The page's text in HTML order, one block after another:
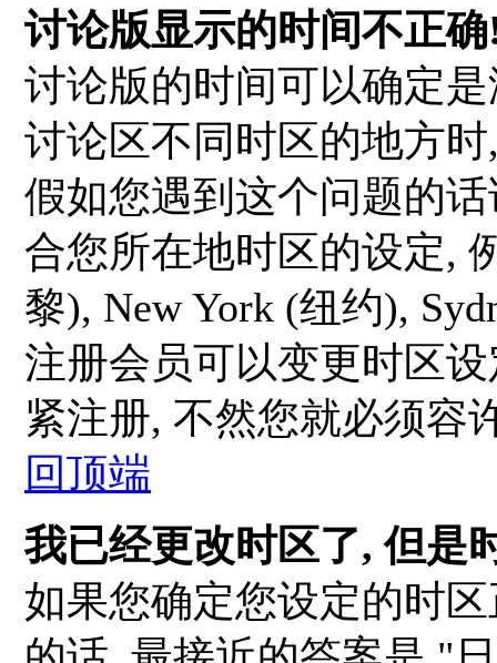
讨论版显示的时间不正
讨论版的时间可以确定
讨论区不同时区的地方
假如您遇到这个问题的
合您所在地时区的设定,
黎), New York (纽约),
注册会员可以变更时区
紧注册, 不然您就必须容
回顶端
我已经更改时区了, 但是
如果您确定您设定的时